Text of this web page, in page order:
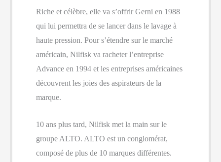
Riche et célèbre, elle va s’offrir Gerni en 1988
qui lui permettra de se lancer dans le lavage à
haute pression. Pour s’étendre sur le marché
américain, Nilfisk va racheter l’entreprise
Advance en 1994 et les entreprises américaines
découvrent les joies des aspirateurs de la
marque.
10 ans plus tard, Nilfisk met la main sur le
groupe ALTO. ALTO est un conglomérat,
composé de plus de 10 marques différentes.